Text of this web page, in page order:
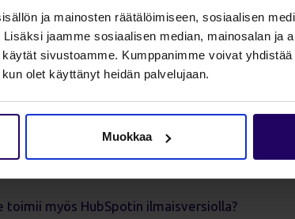
ja mainosten räätälöimiseen, sosiaalisen
jaamme sosiaalisen median, mainosalan ja
sivustoamme. Kumppanimme voivat
olet käyttänyt heidän palvelujaan.
Muokkaa
ja yleisten haasteiden ratkaisut
hyödyntää Profinder-HubSpot-integraatiota
myös HubSpotin ilmaisversiolla?